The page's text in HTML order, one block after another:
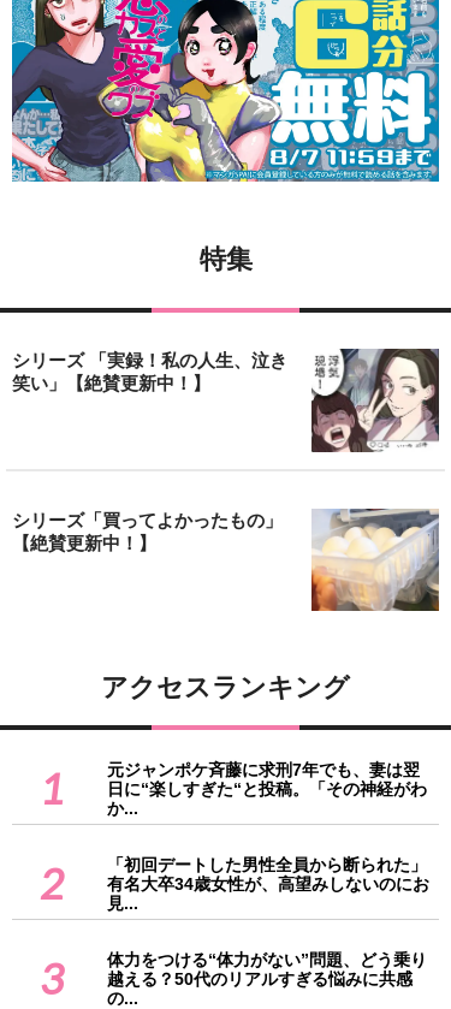
特集
シリーズ 「実録！私の人生、泣き
笑い」【絶賛更新中！】
シリーズ「買ってよかったもの」
【絶賛更新中！】
アクセスランキング
1
元ジャンポケ斉藤に求刑7年でも、妻は翌
日に“楽しすぎた“と投稿。「その神経がわ
か...
2
「初回デートした男性全員から断られた」
有名大卒34歳女性が、高望みしないのにお
見...
3
体力をつける“体力がない”問題、どう乗り
越える？50代のリアルすぎる悩みに共感
の...